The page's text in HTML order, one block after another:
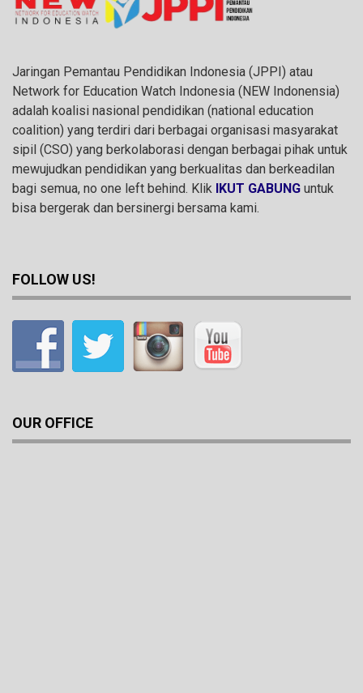
Jaringan Pemantau Pendidikan Indonesia (JPPI) atau
Network for Education Watch Indonesia (NEW Indonensia)
adalah koalisi nasional pendidikan (national education
coalition) yang terdiri dari berbagai organisasi masyarakat
sipil (CSO) yang berkolaborasi dengan berbagai pihak untuk
mewujudkan pendidikan yang berkualitas dan berkeadilan
bagi semua, no one left behind. Klik IKUT GABUNG untuk
bisa bergerak dan bersinergi bersama kami.
FOLLOW US!
OUR OFFICE